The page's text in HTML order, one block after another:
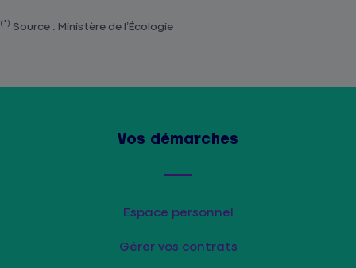
(*) Source : Ministère de l’Écologie
Vos démarches
Espace personnel
Gérer vos contrats